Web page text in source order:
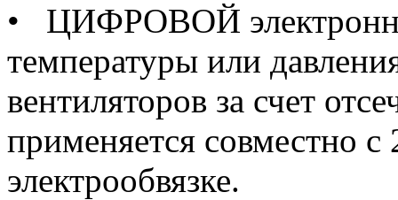
• ЦИФРОВОЙ
температуры или
вентиляторов за счет
применяется совместно
электрообвязке.